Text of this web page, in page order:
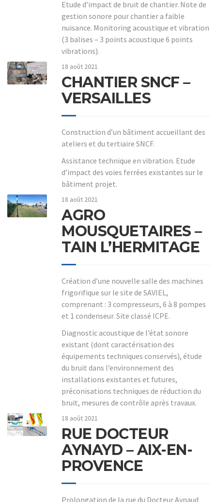
Etude d’impact de bruit de chantier. Note de
gestion sonore pour chantier a faible
nuisance. Monitoring acoustique et vibration
(3 balises – 3 points acoustique 6 points
vibrations).
18 août 2021
CHANTIER SNCF –
VERSAILLES
Construction d’un bâtiment accueillant des
ateliers et du tertiaire SNCF.
Assistance technique en vibration. Etude
d’impact des voies ferrées existantes sur le
bâtiment projet.
18 août 2021
AGRO
MOUSQUETAIRES –
TAIN L’HERMITAGE
Création d’une nouvelle salle des machines
frigorifique sur le site de SAVIEL,
comprenant : 3 compresseurs, 6 à 8 pompes
et 1 condenseur. Site classé ICPE.
Diagnostic acoustique de l’état sonore
existant (dont caractérisation des
équipements techniques conservés), étude
du bruit dans l’environnement des
installations existantes et futures,
préconisations techniques de réduction du
bruit, mesures de contrôle après travaux.
18 août 2021
RUE DOCTEUR
AYNAYD – AIX-EN-
PROVENCE
Prolongation de la rue du Docteur Aynaud